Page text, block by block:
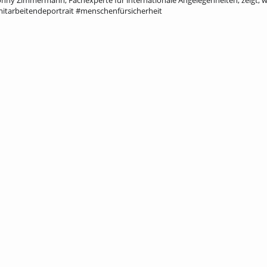
#menschenfürsicherheit